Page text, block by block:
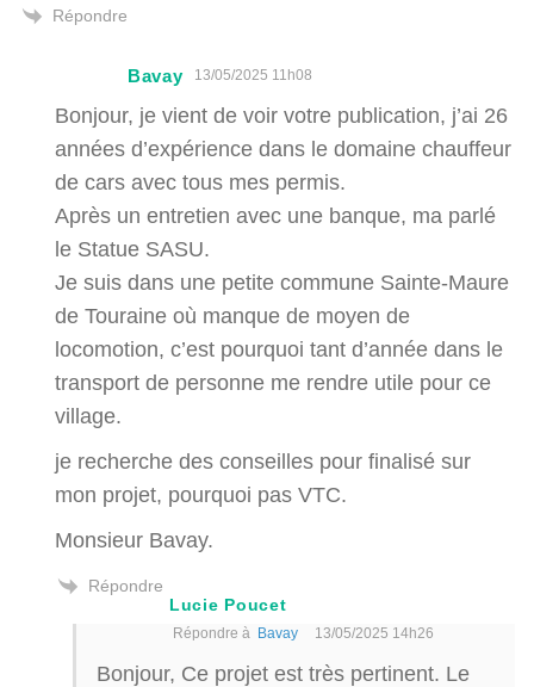
Répondre
Bavay 13/05/2025 11h08
Bonjour, je vient de voir votre publication, j’ai 26
années d’expérience dans le domaine chauffeur
de cars avec tous mes permis.
Après un entretien avec une banque, ma parlé
le Statue SASU.
Je suis dans une petite commune Sainte-Maure
de Touraine où manque de moyen de
locomotion, c’est pourquoi tant d’année dans le
transport de personne me rendre utile pour ce
village.
je recherche des conseilles pour finalisé sur
mon projet, pourquoi pas VTC.
Monsieur Bavay.
Répondre
Lucie Poucet
Répondre à Bavay 13/05/2025 14h26
Bonjour, Ce projet est très pertinent. Le